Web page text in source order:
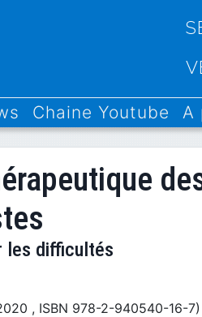
Chaine Youtube A
les difficultés
, ISBN 978-2-940540-16-7)